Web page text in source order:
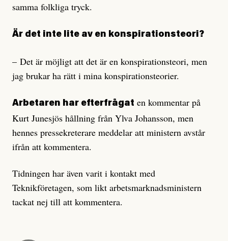
samma folkliga tryck.
Är det inte lite av en konspirationsteori?
– Det är möjligt att det är en konspirationsteori, men
jag brukar ha rätt i mina konspirationsteorier.
Arbetaren har efterfrågat en kommentar på
Kurt Junesjös hållning från Ylva Johansson, men
hennes pressekreterare meddelar att ministern avstår
ifrån att kommentera.
Tidningen har även varit i kontakt med
Teknikföretagen, som likt arbetsmarknadsministern
tackat nej till att kommentera.